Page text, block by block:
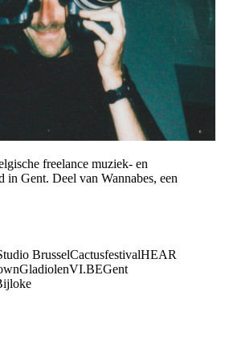
freelance muziek- en
in Gent. Deel van Wannabes, een
BrusselCactusfestivalHEAR
GladiolenVI.BEGent